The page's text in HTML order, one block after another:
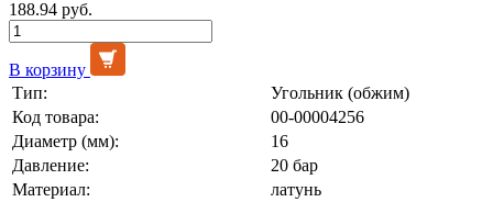
188.94 руб.
В корзину
Тип:
Угольник (обжим)
Код товара:
00-00004256
Диаметр (мм):
16
Давление:
20 бар
Материал:
латунь